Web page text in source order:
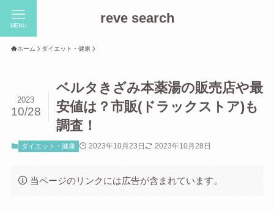
reve search
MENU
ホーム ダイエット・健康
ベルタきざみ本薬湯の販売店や最
安値は？市販(ドラックストア)も
調査！
2023
10/28
ダイエット・健康 2023年10月23日 2023年10月28日
当ページのリンクには広告が含まれています。